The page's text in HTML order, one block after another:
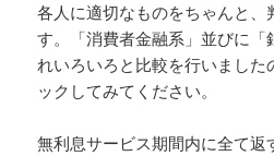
各人に適切なものをちゃんと、
す。「消費者金融系」並びに
れいろいろと比較を行いました
ックしてみてください。
無利息サービス期間内に全て